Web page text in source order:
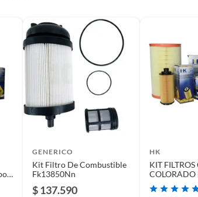
FUSO 4P10
ORIGINAL
GENERICO
Kit Filtro De Combustible
Fk13850Nn
$ 137.590
HK
KIT
COLORADO